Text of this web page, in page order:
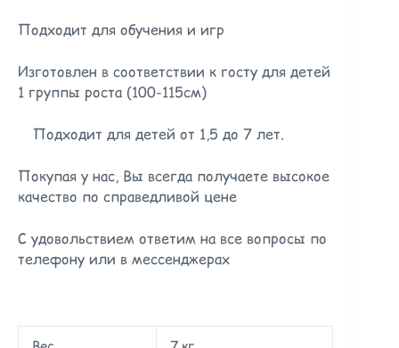
Подходит для обучения и игр
Изготовлен в соответствии к госту для детей
1 группы роста (100-115см)
⠀ Подходит для детей от 1,5 до 7 лет.
Покупая у нас, Вы всегда получаете высокое
качество по справедливой цене
С удовольствием ответим на все вопросы по
телефону или в мессенджерах